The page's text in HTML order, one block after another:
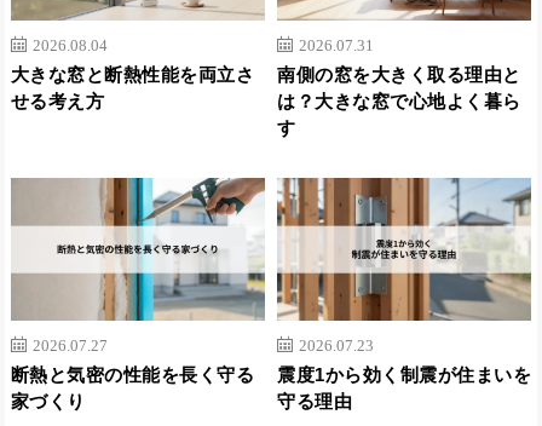
2026.08.04
大きな窓と断熱性能を両立さ
せる考え方
2026.07.31
南側の窓を大きく取る理由と
は？大きな窓で心地よく暮ら
す
2026.07.27
断熱と気密の性能を長く守る
家づくり
2026.07.23
震度1から効く制震が住まいを
守る理由